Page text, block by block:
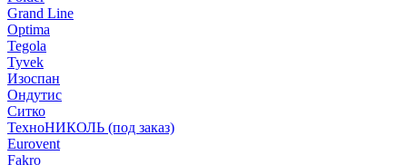
Grand Line
Optima
Tegola
Tyvek
Изоспан
Ондутис
Ситко
ТехноНИКОЛЬ (под заказ)
Eurovent
Fakro